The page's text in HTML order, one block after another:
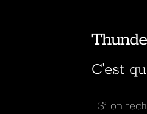
C'est
Si on